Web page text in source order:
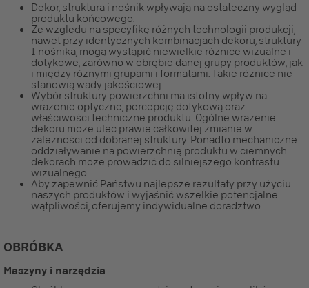
Dekor, struktura i nośnik wpływają na ostateczny wygląd
produktu końcowego.
Ze względu na specyfikę różnych technologii produkcji,
nawet przy identycznych kombinacjach dekoru, struktury
I nośnika, mogą wystąpić niewielkie różnice wizualne i
dotykowe, zarówno w obrębie danej grupy produktów, jak
i między różnymi grupami i formatami. Takie różnice nie
stanowią wady jakościowej.
Wybór struktury powierzchni ma istotny wpływ na
wrażenie optyczne, percepcję dotykową oraz
właściwości techniczne produktu. Ogólne wrażenie
dekoru może ulec prawie całkowitej zmianie w
zależności od dobranej struktury. Ponadto mechaniczne
oddziaływanie na powierzchnię produktu w ciemnych
dekorach może prowadzić do silniejszego kontrastu
wizualnego.
Aby zapewnić Państwu najlepsze rezultaty przy użyciu
naszych produktów i wyjaśnić wszelkie potencjalne
wątpliwości, oferujemy indywidualne doradztwo.
OBRÓBKA
Maszyny i narzędzia